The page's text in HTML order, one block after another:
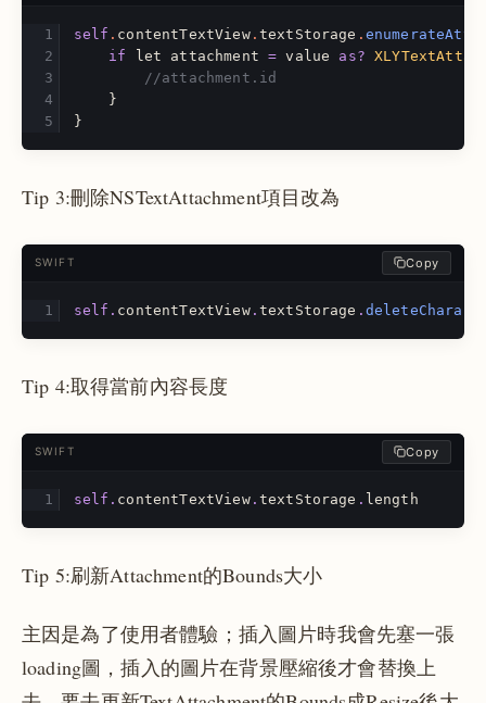
self . contentTextView. textStorage .
if
let attachment = value as?
//attachment.id
}
}
Tip 3:刪除NSTextAttachment項目改為
SWIFT Copy
self . contentTextView. textStorage .
Tip 4:取得當前內容長度
SWIFT Copy
self . contentTextView. textStorage . length
Tip 5:刷新Attachment的Bounds大小
主因是為了使用者體驗；插入圖片時我會先塞一張
loading圖，插入的圖片在背景壓縮後才會替換上